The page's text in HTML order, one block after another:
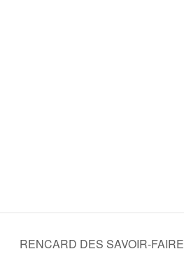
RENCARD DES SAVOIR-FAIRE